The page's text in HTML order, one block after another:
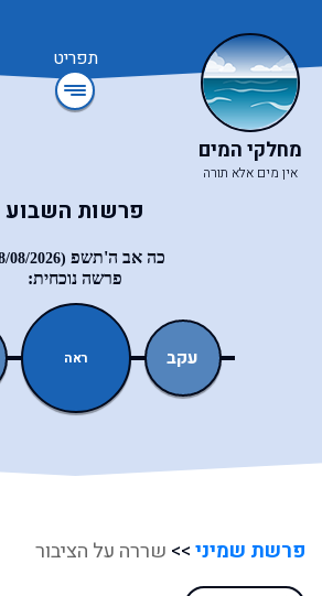
תפריט
מחלקי המים
אין מים אלא תורה
פרשות השבוע
כה אב ה'תשפ (08/08/2026)
פרשה נוכחית:
ראה עקב
פרשת שמיני>> שררה על הציבור